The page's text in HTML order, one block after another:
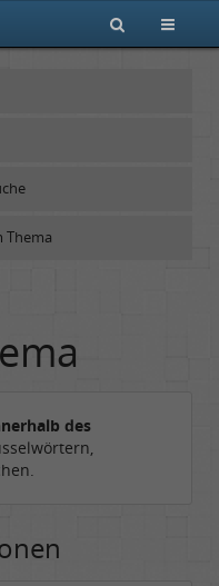
Thema
des